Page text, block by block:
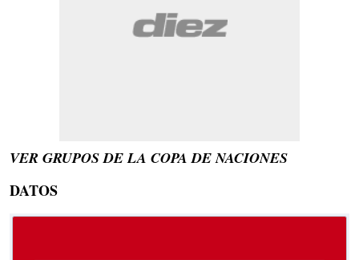
VER GRUPOS DE LA COPA DE NACIONES
DATOS